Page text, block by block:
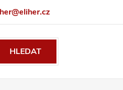
Specialista na Bordeaux
HLEDAT